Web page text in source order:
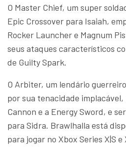
O Master Chief, um super
Epic Crossover para Isaiah,
Rocker Launcher e Magnum
seus ataques característicos
de Guilty Spark.
O Arbiter, um lendário
por sua tenacidade implacável,
Cannon e a Energy Sword, e
para Sidra. Brawlhalla está
para jogar no Xbox Series X|S e